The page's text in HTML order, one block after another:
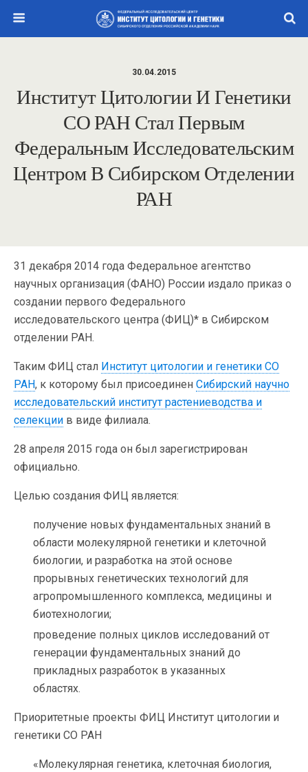
30.04.2015
Институт Цитологии И Генетики
СО РАН Стал Первым
Федеральным Исследовательским
Центром В Сибирском Отделении
РАН
31 декабря 2014 года Федеральное агентство
научных организация (ФАНО) России издало приказ о
создании первого Федерального
исследовательского центра (ФИЦ)* в Сибирском
отделении РАН.
Таким ФИЦ стал Институт цитологии и генетики СО
РАН, к которому был присоединен Сибирский научно
исследовательский институт растениеводства и
селекции в виде филиала.
28 апреля 2015 года он был зарегистрирован
официально.
Целью создания ФИЦ является:
получение новых фундаментальных знаний в
области молекулярной генетики и клеточной
биологии, и разработка на этой основе
прорывных генетических технологий для
агропромышленного комплекса, медицины и
биотехнологии;
проведение полных циклов исследований от
генерации фундаментальных знаний до
прикладных разработок в указанных
областях.
Приоритетные проекты ФИЦ Институт цитологии и
генетики СО РАН
«Молекулярная генетика, клеточная биология,